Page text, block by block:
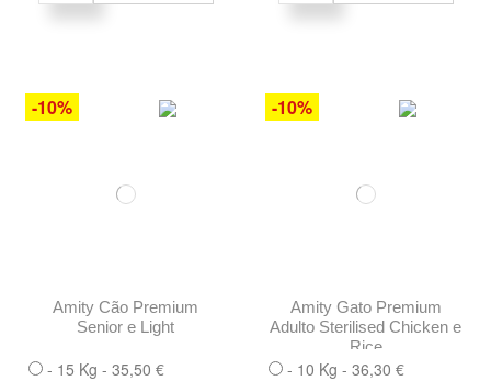
-10%
Amity Cão Premium
Senior e Light
- 15 Kg - 35,50 €
-10%
Amity Gato Premium
Adulto Sterilised Chicken e
Rice
- 10 Kg - 36,30 €